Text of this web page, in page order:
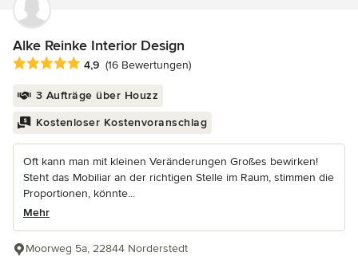
Alke Reinke Interior Design
Durchschnittliche Bewertung: 4.9 von 5 Sternen
4,9 (16 Bewertungen)
3 Aufträge über Houzz
Kostenloser Kostenvoranschlag
Oft kann man mit kleinen Veränderungen Großes bewirken!
Steht das Mobiliar an der richtigen Stelle im Raum, stimmen die
Proportionen, könnte...
Mehr
Moorweg 5a, 22844 Norderstedt